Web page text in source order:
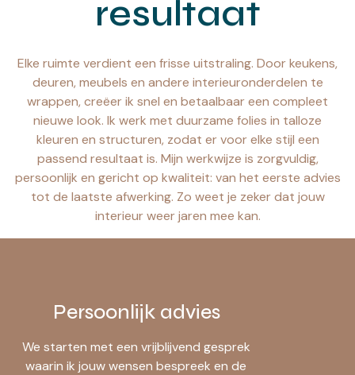
resultaat
Elke ruimte verdient een frisse uitstraling. Door keukens,
deuren, meubels en andere interieuronderdelen te
wrappen, creëer ik snel en betaalbaar een compleet
nieuwe look. Ik werk met duurzame folies in talloze
kleuren en structuren, zodat er voor elke stijl een
passend resultaat is. Mijn werkwijze is zorgvuldig,
persoonlijk en gericht op kwaliteit: van het eerste advies
tot de laatste afwerking. Zo weet je zeker dat jouw
interieur weer jaren mee kan.
Persoonlijk advies
We starten met een vrijblijvend gesprek
waarin ik jouw wensen bespreek en de